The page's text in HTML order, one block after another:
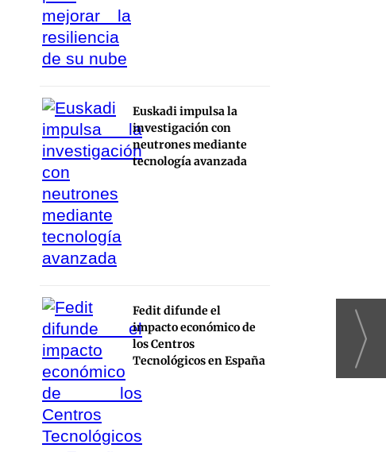
Euskadi impulsa la
investigación con
neutrones mediante
tecnología avanzada
Fedit difunde el
impacto económico de
los Centros
Tecnológicos en España